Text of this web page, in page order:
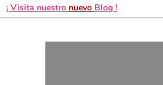
¡ Visita nuestro nuevo Blog !